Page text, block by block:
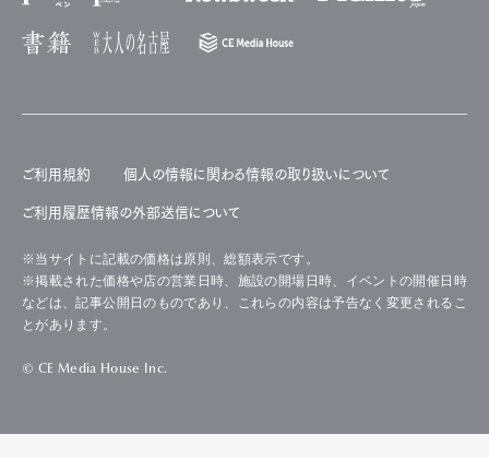
ご利用規約 個人の情報に関わる情報の取り扱いについて
ご利用履歴情報の外部送信について
※当サイトに記載の価格は原則、総額表示です。
※掲載された価格や店の営業日時、施設の開場日時、イベントの開催日時
などは、記事公開日のものであり、これらの内容は予告なく変更されるこ
とがあります。
© CE Media House Inc.